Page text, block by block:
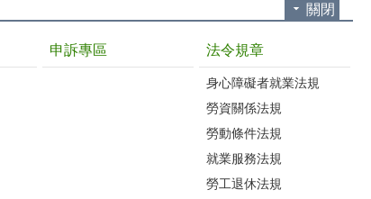
關閉
申訴專區 法令規章
身心障礙者就業法規
勞資關係法規
勞動條件法規
就業服務法規
勞工退休法規